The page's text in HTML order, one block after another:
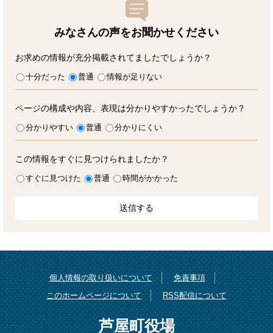
みなさんの声をお聞かせ ください
お求めの情報が充分掲載されてましたでしょうか？
十分だった 普通 情報が足りない
ページの構成や内容、表現は分かりやすかったでしょうか？
分かりやすい 普通 分かりにくい
この情報をすぐに見つけられましたか？
すぐに見つけた 普通 時間がかかった
個人情報の取り扱いについて
免責事項
このホームページについて
RSS配信について
芦屋町役場